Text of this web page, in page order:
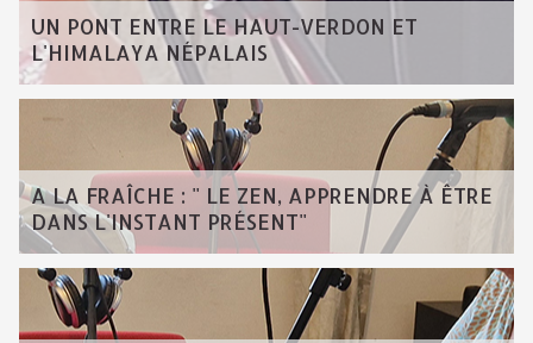
UN PONT ENTRE LE HAUT-VERDON ET
L'HIMALAYA NÉPALAIS
A LA FRAÎCHE : " LE ZEN, APPRENDRE À ÊTRE
DANS L'INSTANT PRÉSENT"